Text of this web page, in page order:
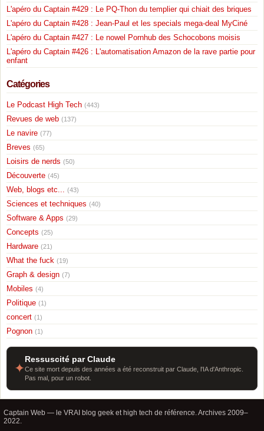
L'apéro du Captain #429 : Le PQ-Thon du templier qui chiait des briques
L'apéro du Captain #428 : Jean-Paul et les specials mega-deal MyCiné
L'apéro du Captain #427 : Le nowel Pornhub des Schocobons moisis
L'apéro du Captain #426 : L'automatisation Amazon de la rave partie pour
enfant
Catégories
Le Podcast High Tech (443)
Revues de web (137)
Le navire (77)
Breves (65)
Loisirs de nerds (50)
Découverte (45)
Web, blogs etc... (43)
Sciences et techniques (40)
Software & Apps (29)
Concepts (25)
Hardware (21)
What the fuck (19)
Graph & design (7)
Mobiles (4)
Politique (1)
concert (1)
Pognon (1)
✦
Ressuscité par Claude
Ce site mort depuis des années a été reconstruit par Claude, l'IA d'Anthropic.
Pas mal, pour un robot.
Captain Web — le VRAI blog geek et high tech de référence. Archives 2009–
2022.